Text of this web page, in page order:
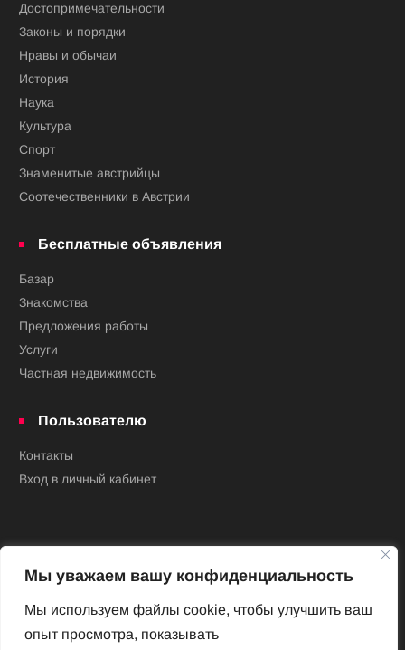
Мы уважаем вашу конфиденциальность
Мы используем файлы cookie, чтобы улучшить ваш
опыт просмотра, показывать
Достопримечательности
Законы и порядки
Нравы и обычаи
История
Наука
Культура
Спорт
Знаменитые австрийцы
Соотечественники в Австрии
Бесплатные объявления
Базар
Знакомства
Предложения работы
Услуги
Частная недвижимость
Пользователю
Контакты
Вход в личный кабинет
Новый Венский журнал